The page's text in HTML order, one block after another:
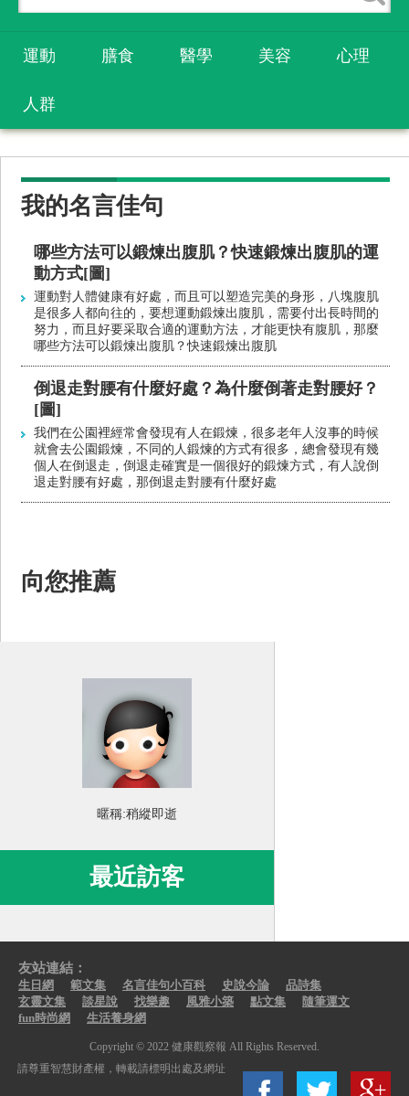
運動 膳食 醫學 美容 心理
人群
我的名言佳句
哪些方法可以鍛煉出腹肌？快速鍛煉出腹肌的運
動方式[圖]
運動對人體健康有好處，而且可以塑造完美的身形，八塊腹肌
是很多人都向往的，要想運動鍛煉出腹肌，需要付出長時間的
努力，而且好要采取合適的運動方法，才能更快有腹肌，那麼
哪些方法可以鍛煉出腹肌？快速鍛煉出腹肌
倒退走對腰有什麼好處？為什麼倒著走對腰好？
[圖]
我們在公園裡經常會發現有人在鍛煉，很多老年人沒事的時候
就會去公園鍛煉，不同的人鍛煉的方式有很多，總會發現有幾
個人在倒退走，倒退走確實是一個很好的鍛煉方式，有人說倒
退走對腰有好處，那倒退走對腰有什麼好處
向您推薦
暱稱:稍縱即逝
最近訪客
友站連結：
生日網 範文集 名言佳句小百科 史說今論
品詩集
玄靈文集
談星說 找樂趣 風雅小築 點文集
隨筆運文
fun時尚網
生活養身網
Copyright © 2022 健康觀察報 All Rights Reserved.
請尊重智慧財產權，轉載請標明出處及網址